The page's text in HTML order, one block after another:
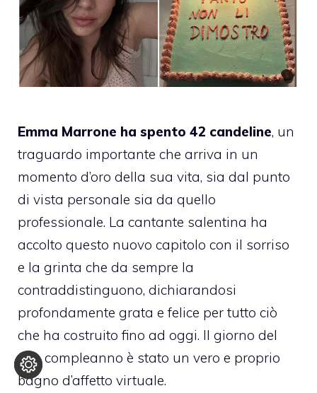
Emma Marrone ha spento 42 candeline, un
traguardo importante che arriva in un
momento d’oro della sua vita, sia dal punto
di vista personale sia da quello
professionale. La cantante salentina ha
accolto questo nuovo capitolo con il sorriso
e la grinta che da sempre la
contraddistinguono, dichiarandosi
profondamente grata e felice per tutto ciò
che ha costruito fino ad oggi. Il giorno del
suo compleanno è stato un vero e proprio
bagno d’affetto virtuale.